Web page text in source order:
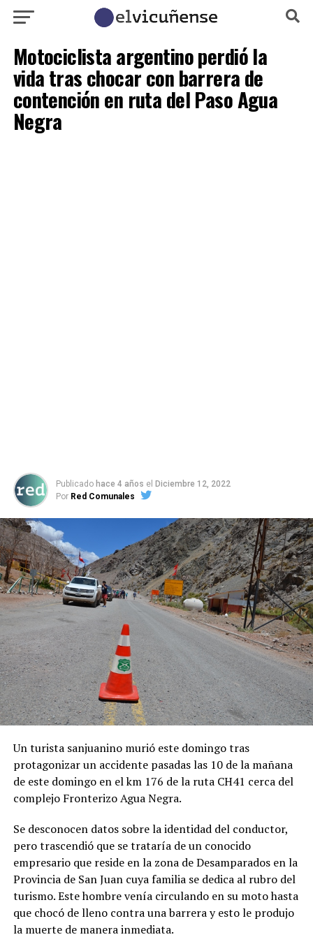
Motociclista argentino perdió la
vida tras chocar con barrera de
contención en ruta del Paso Agua
Negra
Publicado hace 4 años el Diciembre 12, 2022
Por Red Comunales
Un turista sanjuanino murió este domingo tras
protagonizar un accidente pasadas las 10 de la mañana
de este domingo en el km 176 de la ruta CH41 cerca del
complejo Fronterizo Agua Negra.
Se desconocen datos sobre la identidad del conductor,
pero trascendió que se trataría de un conocido
empresario que reside en la zona de Desamparados en la
Provincia de San Juan cuya familia se dedica al rubro del
turismo. Este hombre venía circulando en su moto hasta
que chocó de lleno contra una barrera y esto le produjo
la muerte de manera inmediata.